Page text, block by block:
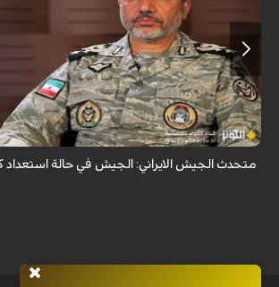
قال المتحدث باسم الجيش الإيراني العميد محمد
الإسلامية الإيرانية في حالة استعداد تام.
متحدث الجيش الايراني: الجيش في حالة استعداد